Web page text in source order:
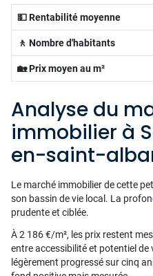
💵 Rentabilité moyenne
🚶 Nombre d'habitants
🏡 Prix moyen au m²
Analyse du
immobilier à
en-saint-
Le marché immobilier de cette
son bassin de vie local. La
prudente et ciblée.
À 2 186 €/m², les prix restent
entre accessibilité et potentiel
légèrement progressé sur cinq